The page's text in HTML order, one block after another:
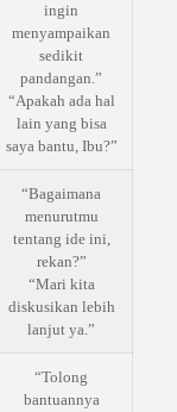
ingin
menyampaikan
sedikit
pandangan.”
“Apakah ada hal
lain yang bisa
saya bantu, Ibu?”
“Bagaimana
menurutmu
tentang ide ini,
rekan?”
“Mari kita
diskusikan lebih
lanjut ya.”
“Tolong
bantuannya